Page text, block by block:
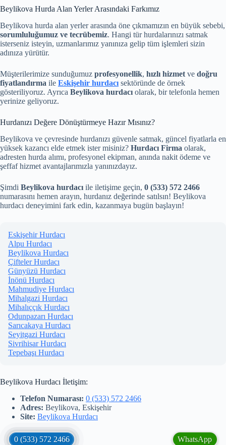
Beylikova Hurda Alan Yerler Arasındaki Farkımız
Beylikova hurda alan yerler arasında öne çıkmamızın en büyük sebebi,
sorumluluğumuz ve tecrübemiz. Hangi tür hurdalarınızı satmak
isterseniz isteyin, uzmanlarımız yanınıza gelip tüm işlemleri sizin
adınıza yürütür.
Müşterilerimize sunduğumuz profesyonellik, hızlı hizmet ve doğru
fiyatlandırma ile Eskişehir hurdacı sektöründe de örnek
gösteriliyoruz. Ayrıca Beylikova hurdacı olarak, bir telefonla hemen
yerinize geliyoruz.
Hurdanızı Değere Dönüştürmeye Hazır Mısınız?
Beylikova ve çevresinde hurdanızı güvenle satmak, güncel fiyatlarla en
yüksek kazancı elde etmek ister misiniz? Hurdacı Firma olarak,
adresten hurda alımı, profesyonel ekipman, anında nakit ödeme ve
şeffaf hizmet avantajlarımızla yanınızdayız.
Şimdi Beylikova hurdacı ile iletişime geçin, 0 (533) 572 2466
numarasını hemen arayın, hurdanız değerinde satılsın! Beylikova
hurdacı deneyimini fark edin, kazanmaya bugün başlayın!
Eskişehir Hurdacı
Alpu Hurdacı
Beylikova Hurdacı
Çifteler Hurdacı
Günyüzü Hurdacı
İnönü Hurdacı
Mahmudiye Hurdacı
Mihalgazi Hurdacı
Mihalıççık Hurdacı
Odunpazarı Hurdacı
Sarıcakaya Hurdacı
Seyitgazi Hurdacı
Sivrihisar Hurdacı
Tepebaşı Hurdacı
Beylikova Hurdacı İletişim:
Telefon Numarası: 0 (533) 572 2466
Adres: Beylikova, Eskişehir
Site: Beylikova Hurdacı
0 (533) 572 2466 WhatsApp